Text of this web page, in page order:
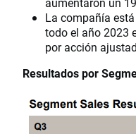
La compañía
todo el año 2023
por acción
Resultados por